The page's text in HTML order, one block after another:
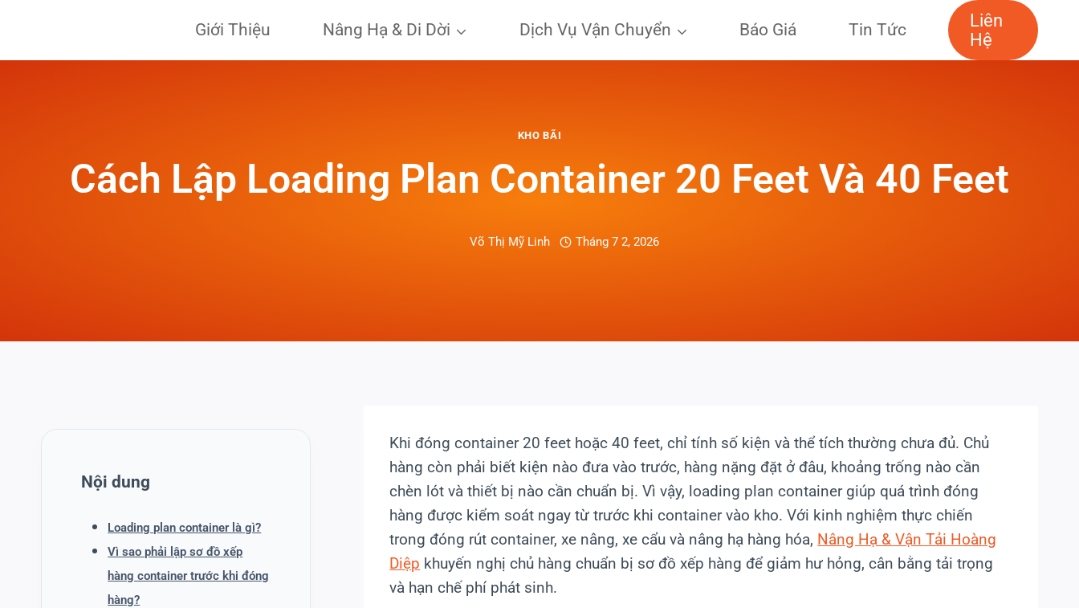
content
Giới Thiệu Nâng Hạ & Di Dời Dịch Vụ Vận Chuyển Báo Giá Tin Tức
Liên
Hệ
KHO BÃI
Cách Lập Loading Plan Container 20 Feet Và 40 Feet
Võ Thị Mỹ Linh Tháng 7 2, 2026
Khi đóng container 20 feet hoặc 40 feet, chỉ tính số kiện và thể tích thường chưa đủ. Chủ
hàng còn phải biết kiện nào đưa vào trước, hàng nặng đặt ở đâu, khoảng trống nào cần
chèn lót và thiết bị nào cần chuẩn bị. Vì vậy, loading plan container giúp quá trình đóng
hàng được kiểm soát ngay từ trước khi container vào kho. Với kinh nghiệm thực chiến
trong đóng rút container, xe nâng, xe cẩu và nâng hạ hàng hóa, Nâng Hạ & Vận Tải Hoàng
Diệp khuyến nghị chủ hàng chuẩn bị sơ đồ xếp hàng để giảm hư hỏng, cân bằng tải trọng
và hạn chế phí phát sinh.
Nội dung
Loading plan container là gì?
Vì sao phải lập sơ đồ xếp
hàng container trước khi đóng
hàng?